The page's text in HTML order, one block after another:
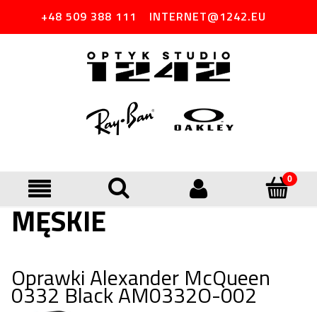
+48 509 388 111 INTERNET@1242.EU
MĘSKIE
Oprawki Alexander McQueen
0332 Black AM0332O-002